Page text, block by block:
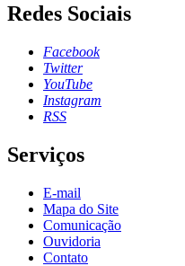
Redes Sociais
Facebook
Twitter
YouTube
Instagram
RSS
Serviços
E-mail
Mapa do Site
Comunicação
Ouvidoria
Contato